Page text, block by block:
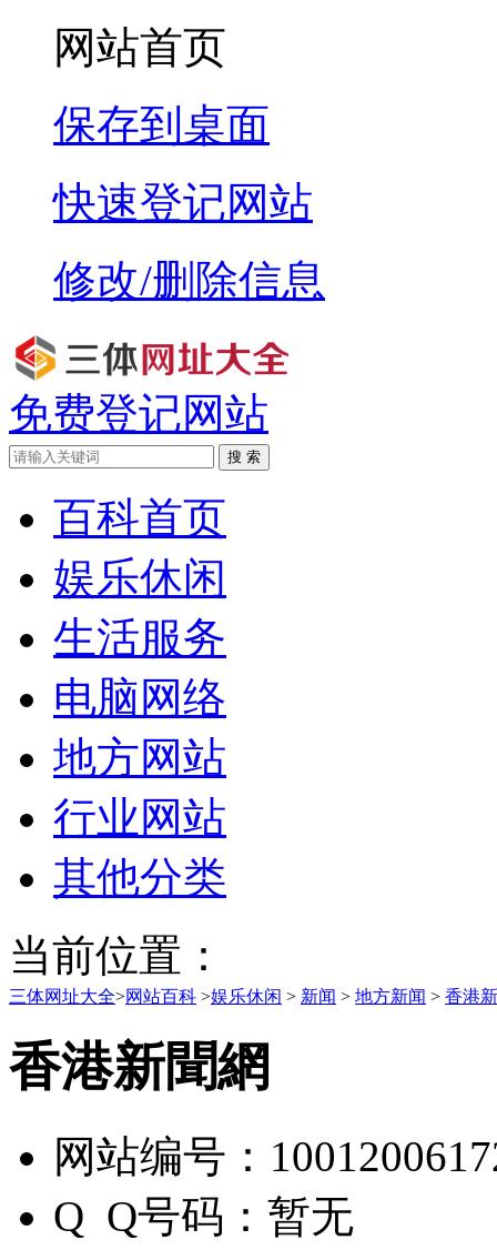
网站首页
保存到桌面
快速登记网站
修改/删除信息
免费登记网站
搜 索
百科首页
娱乐休闲
生活服务
电脑网络
地方网站
行业网站
其他分类
当前位置：
三体网址大全>网站百科 >娱乐休闲 > 新闻 > 地方新闻 > 香港
香港新聞網
网站编号：
Q Q号码： 暂无